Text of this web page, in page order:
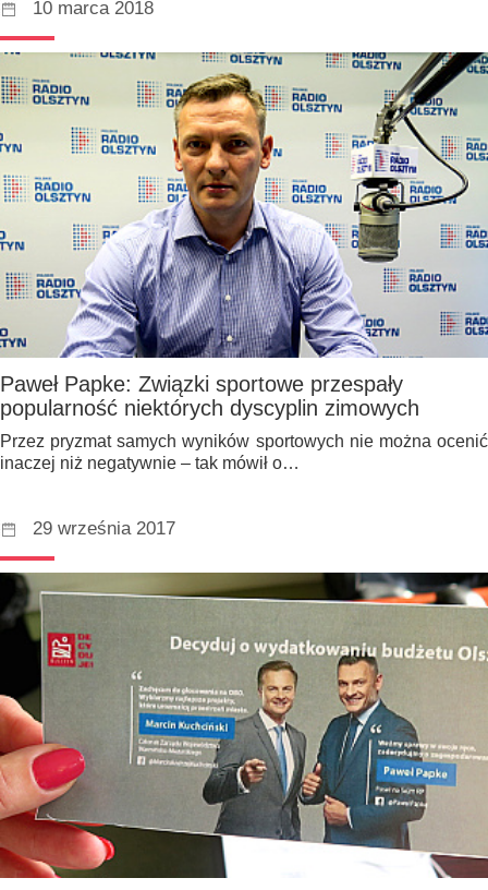
10 marca 2018
Paweł Papke: Związki sportowe przespały
popularność niektórych dyscyplin zimowych
Przez pryzmat samych wyników sportowych nie można ocenić
inaczej niż negatywnie – tak mówił o…
29 września 2017